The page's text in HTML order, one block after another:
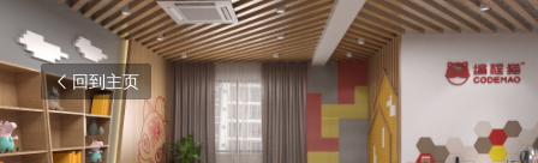
回到主页